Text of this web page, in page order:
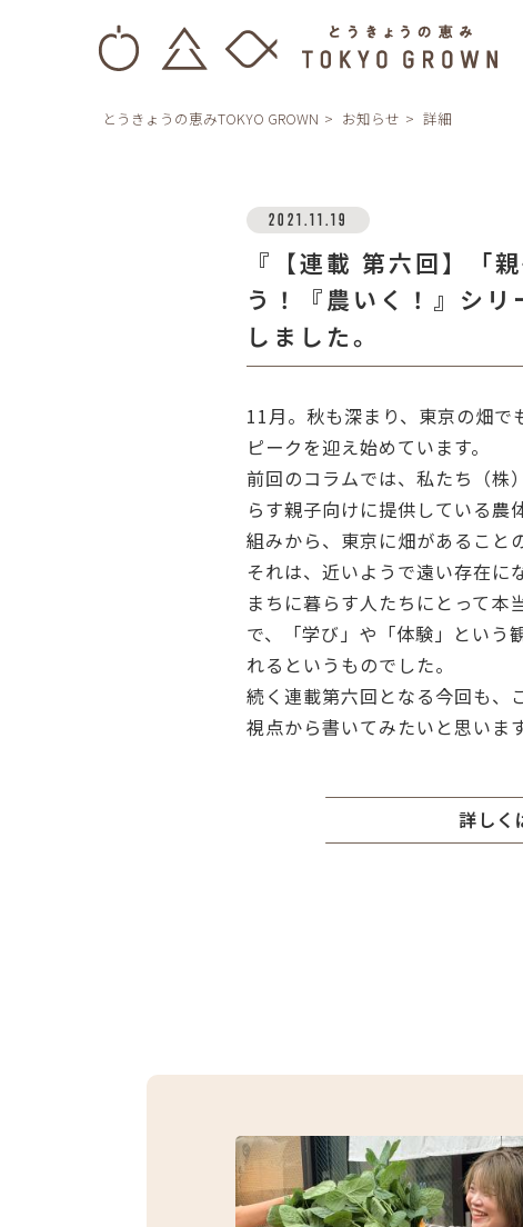
とうきょうの恵みTOKYO GROWN お知らせ 詳細
2021.11.19
『【連載 第六回】「
う！『農いく！』シ
しました。
11月。秋も深まり、東京の畑
ピークを迎え始めています。
前回のコラムでは、私たち（株
らす親子向けに提供している農
組みから、東京に畑があること
それは、近いようで遠い存在に
まちに暮らす人たちにとって本
で、「学び」や「体験」という
れるというものでした。
続く連載第六回となる今回も、
視点から書いてみたいと思います
詳しく